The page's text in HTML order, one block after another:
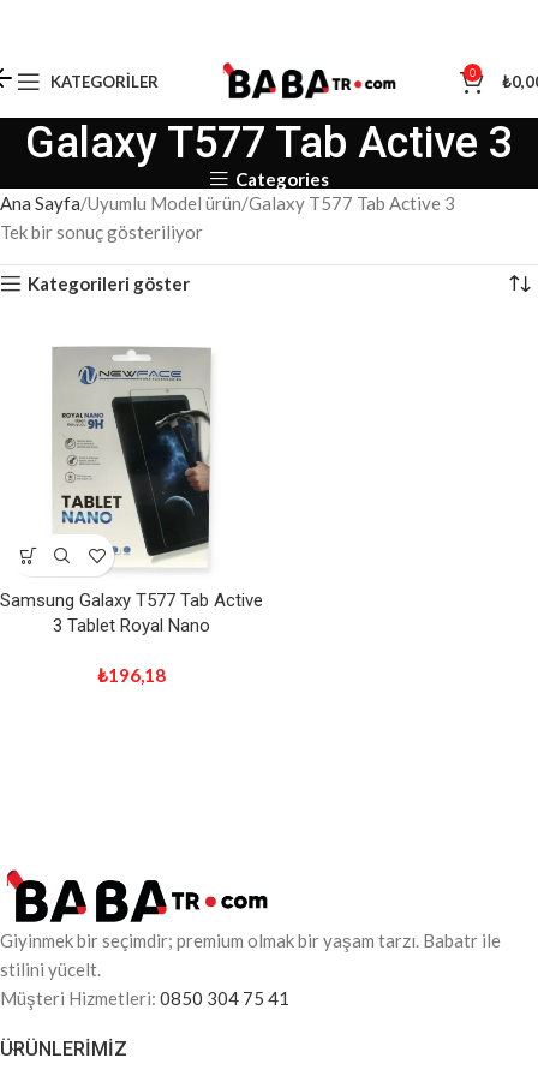
KATEGORILER 0 ₺
Galaxy T577 Tab Active 3
Categories
Ana Sayfa Uyumlu Model ürün Galaxy T577 Tab Active 3
Tek bir sonuç gösteriliyor
Kategorileri göster
Samsung Galaxy T577 Tab Active
3 Tablet Royal Nano
₺196,18
Giyinmek bir seçimdir; premium olmak bir yaşam tarzı. Babatr ile
stilini yücelt.
Müşteri Hizmetleri: 0850 304 75 41
ÜRÜNLERIMIZ